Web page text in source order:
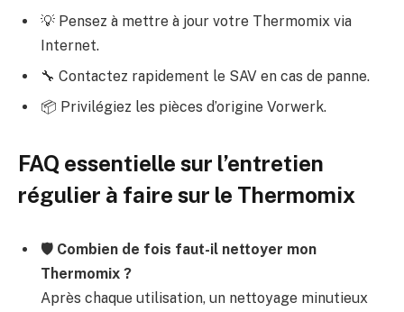
💡 Pensez à mettre à jour votre Thermomix via
Internet.
🔧 Contactez rapidement le SAV en cas de panne.
📦 Privilégiez les pièces d’origine Vorwerk.
FAQ essentielle sur l’entretien
régulier à faire sur le Thermomix
🛡️ Combien de fois faut-il nettoyer mon
Thermomix ?
Après chaque utilisation, un nettoyage minutieux